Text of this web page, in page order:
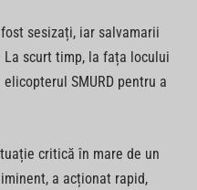
sesizați, iar salvamarii
scurt timp, la fața locului
SMURD pentru a
critică în mare de un
a acționat rapid,